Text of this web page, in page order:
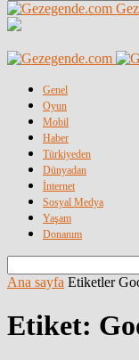
Genel
Oyun
Mobil
Haber
Türkiyeden
Dünyadan
İnternet
Sosyal Medya
Yaşam
Donanım
Ana sayfa Etiketler
Etiket: